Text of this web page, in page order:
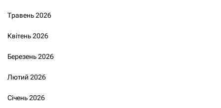
Травень 2026
Квітень 2026
Березень 2026
Лютий 2026
Січень 2026